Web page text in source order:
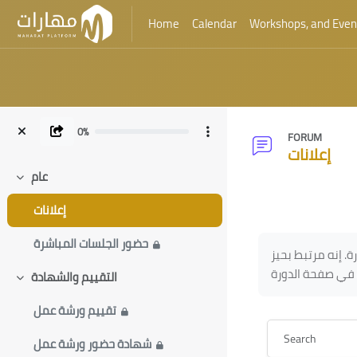
Home Calendar Workshops, and
0%
Collapse
عام
إعلانات
حضور الجلسات المباشرة
Collapse
التقييم والشهادة
تقييم ورشة عمل
شهادة حضور ورشة عمل
FORUM
إعلانات
Blocks
إنه مرتبط بحيز
Search